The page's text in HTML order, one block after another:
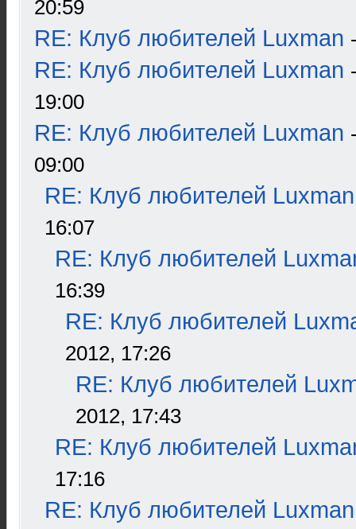
20:59
RE: Клуб любителей Luxman
RE: Клуб любителей Luxman
19:00
RE: Клуб любителей Luxman
09:00
RE: Клуб любителей Luxman
16:07
RE: Клуб любителей
16:39
RE: Клуб любителей
2012, 17:26
RE: Клуб любителей
2012, 17:43
RE: Клуб любителей
17:16
RE: Клуб любителей Luxman